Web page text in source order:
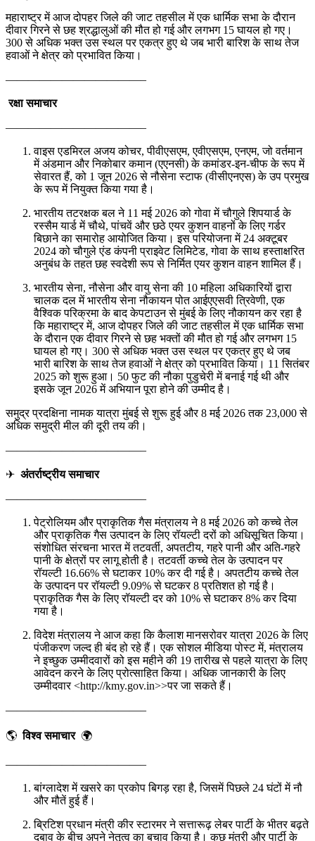
महाराष्ट्र में आज दोपहर जिले की जाट तहसील में एक धार्मिक सभा के दौरान
दीवार गिरने से छह श्रद्धालुओं की मौत हो गई और लगभग 15 घायल हो गए।
300 से अधिक भक्त उस स्थल पर एकत्र हुए थे जब भारी बारिश के साथ तेज
हवाओं ने क्षेत्र को प्रभावित किया।
————————————–
रक्षा समाचार
————————————–
वाइस एडमिरल अजय कोचर, पीवीएसएम, एवीएसएम, एनएम, जो वर्तमान
में अंडमान और निकोबार कमान (एएनसी) के कमांडर-इन-चीफ के रूप में
सेवारत हैं, को 1 जून 2026 से नौसेना स्टाफ (वीसीएनएस) के उप प्रमुख
के रूप में नियुक्त किया गया है।
भारतीय तटरक्षक बल ने 11 मई 2026 को गोवा में चौगुले शिपयार्ड के
रस्सैम यार्ड में चौथे, पांचवें और छठे एयर कुशन वाहनों के लिए गर्डर
बिछाने का समारोह आयोजित किया। इस परियोजना में 24 अक्टूबर
2024 को चौगुले एंड कंपनी प्राइवेट लिमिटेड, गोवा के साथ हस्ताक्षरित
अनुबंध के तहत छह स्वदेशी रूप से निर्मित एयर कुशन वाहन शामिल हैं।
भारतीय सेना, नौसेना और वायु सेना की 10 महिला अधिकारियों द्वारा
चालक दल में भारतीय सेना नौकायन पोत आईएएसवी त्रिवेणी, एक
वैश्विक परिक्रमा के बाद केपटाउन से मुंबई के लिए नौकायन कर रहा है
कि महाराष्ट्र में, आज दोपहर जिले की जाट तहसील में एक धार्मिक सभा
के दौरान एक दीवार गिरने से छह भक्तों की मौत हो गई और लगभग 15
घायल हो गए। 300 से अधिक भक्त उस स्थल पर एकत्र हुए थे जब
भारी बारिश के साथ तेज हवाओं ने क्षेत्र को प्रभावित किया। 11 सितंबर
2025 को शुरू हुआ। 50 फुट की नौका पुडुचेरी में बनाई गई थी और
इसके जून 2026 में अभियान पूरा होने की उम्मीद है।
समुद्र प्रदक्षिना नामक यात्रा मुंबई से शुरू हुई और 8 मई 2026 तक 23,000 से
अधिक समुद्री मील की दूरी तय की।
————————————–
✈ अंतर्राष्ट्रीय समाचार
————————————–
पेट्रोलियम और प्राकृतिक गैस मंत्रालय ने 8 मई 2026 को कच्चे तेल
और प्राकृतिक गैस उत्पादन के लिए रॉयल्टी दरों को अधिसूचित किया।
संशोधित संरचना भारत में तटवर्ती, अपतटीय, गहरे पानी और अति-गहरे
पानी के क्षेत्रों पर लागू होती है। तटवर्ती कच्चे तेल के उत्पादन पर
रॉयल्टी 16.66% से घटाकर 10% कर दी गई है। अपतटीय कच्चे तेल
के उत्पादन पर रॉयल्टी 9.09% से घटकर 8 प्रतिशत हो गई है।
प्राकृतिक गैस के लिए रॉयल्टी दर को 10% से घटाकर 8% कर दिया
गया है।
विदेश मंत्रालय ने आज कहा कि कैलाश मानसरोवर यात्रा 2026 के लिए
पंजीकरण जल्द ही बंद हो रहे हैं। एक सोशल मीडिया पोस्ट में, मंत्रालय
ने इच्छुक उम्मीदवारों को इस महीने की 19 तारीख से पहले यात्रा के लिए
आवेदन करने के लिए प्रोत्साहित किया। अधिक जानकारी के लिए
उम्मीदवार <http://kmy.gov.in>>पर जा सकते हैं।
————————————–
🌎विश्व समाचार🌍
————————————–
बांग्लादेश में खसरे का प्रकोप बिगड़ रहा है, जिसमें पिछले 24 घंटों में नौ
और मौतें हुई हैं।
ब्रिटिश प्रधान मंत्री कीर स्टारमर ने सत्तारूढ़ लेबर पार्टी के भीतर बढ़ते
दबाव के बीच अपने नेतृत्व का बचाव किया है। कुछ मंत्री और पार्टी के